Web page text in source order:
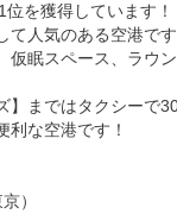
を獲得しています！
て人気のある空港です
仮眠スペース、ラウ
まではタクシーで
利な空港です！
）